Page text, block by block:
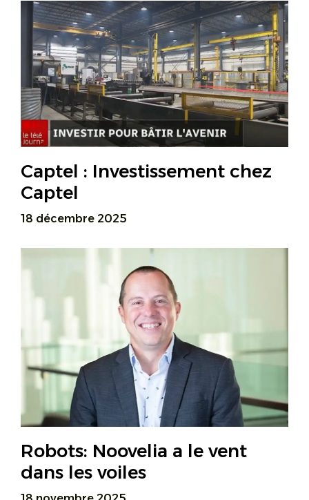
Captel : Investissement chez
Captel
18 décembre 2025
Robots: Noovelia a le vent
dans les voiles